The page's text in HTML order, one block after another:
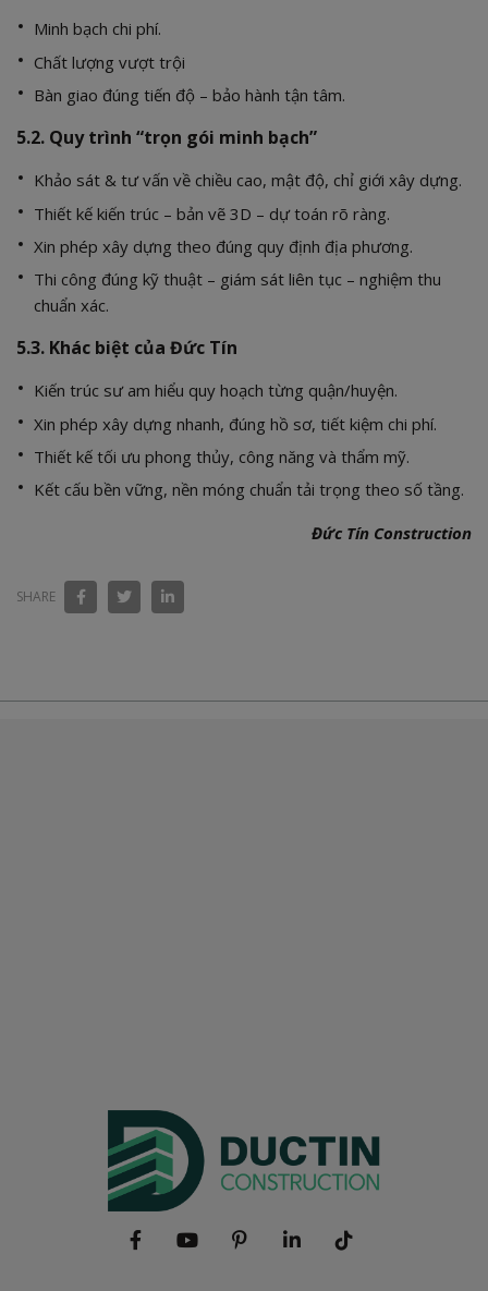
Minh bạch chi phí.
Chất lượng vượt trội
Bàn giao đúng tiến độ – bảo hành tận tâm.
5.2. Quy trình “trọn gói minh bạch”
Khảo sát & tư vấn về chiều cao, mật độ, chỉ giới xây dựng.
Thiết kế kiến trúc – bản vẽ 3D – dự toán rõ ràng.
Xin phép xây dựng theo đúng quy định địa phương.
Thi công đúng kỹ thuật – giám sát liên tục – nghiệm thu
chuẩn xác.
5.3. Khác biệt của Đức Tín
Kiến trúc sư am hiểu quy hoạch từng quận/huyện.
Xin phép xây dựng nhanh, đúng hồ sơ, tiết kiệm chi phí.
Thiết kế tối ưu phong thủy, công năng và thẩm mỹ.
Kết cấu bền vững, nền móng chuẩn tải trọng theo số tầng.
Đức Tín Construction
SHARE